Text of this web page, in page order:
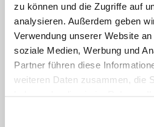
zu können und die Zugriffe auf
analysieren. Außerdem geben
Verwendung unserer Website
soziale Medien, Werbung und
Partner führen diese
weiteren Daten zusammen, die
Abwicklungszeiten
Zahlungsarten
Registrieren
App Fera
BESTELLEN